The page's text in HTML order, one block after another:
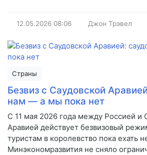
12.05.2026 08:06 Джон Трэвел
Страны
Безвиз с Саудовской
нам — а мы пока нет
С 11 мая 2026 года между Россией и
Аравией действует безвизовый
туристам в королевство пока ехать
Минэкономразвития не сняло